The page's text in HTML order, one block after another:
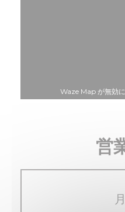
Waze Map が無効
営
月